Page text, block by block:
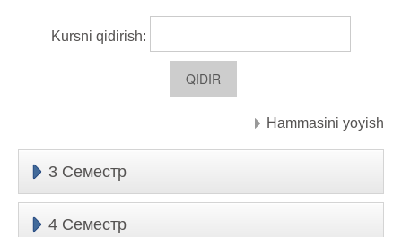
Kursni qidirish:
Hammasini yoyish
3 Семестр
4 Семестр